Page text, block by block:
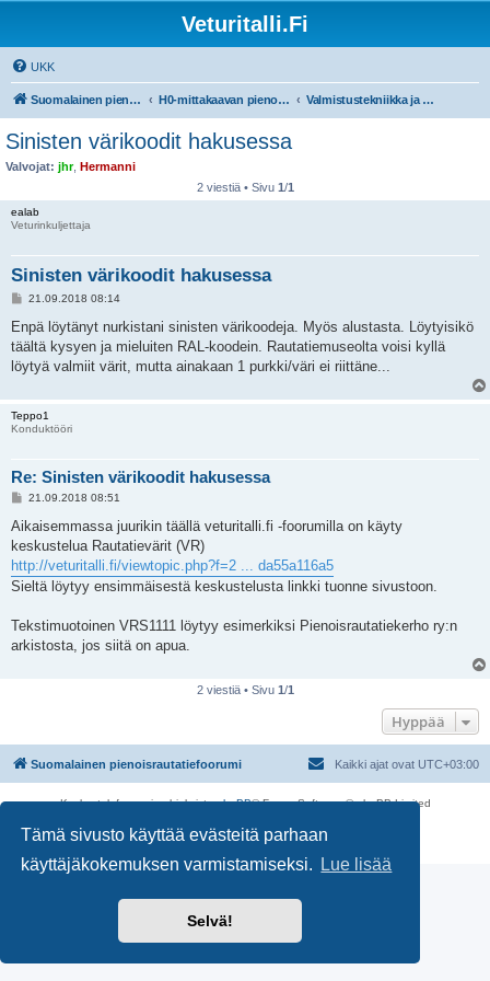
Tämä sivusto käyttää evästeitä parhaan
käyttäjäkokemuksen varmistamiseksi.
Lue lisää
Selvä!
Veturitalli.Fi
UKK
Suomalainen pienoisrautatiefoorumi H0-mittakaavan pienoisrautatiet Valmistustekniikka ja työvälineet
Sinisten värikoodit hakusessa
Valvojat: jhr, Hermanni
2 viestiä • Sivu 1/1
ealab
Veturinkuljettaja
Sinisten värikoodit hakusessa
V
e
s
t
i
21.09.2018 08:14
Enpä löytänyt nurkistani sinisten värikoodeja. Myös alustasta. Löytyisikö
täältä kysyen ja mieluiten RAL-koodein. Rautatiemuseolta voisi kyllä
löytyä valmiit värit, mutta ainakaan 1 purkki/väri ei riittäne...
Teppo1
Konduktööri
Re: Sinisten värikoodit hakusessa
V
e
t
i
21.09.2018 08:51
Aikaisemmassa juurikin täällä veturitalli.fi -foorumilla on käyty
keskustelua Rautatievärit (VR)
http://veturitalli.fi/viewtopic.php?f=2 ... da55a116a5
Sieltä löytyy ensimmäisestä keskustelusta linkki tuonne sivustoon.
Tekstimuotoinen VRS1111 löytyy esimerkiksi Pienoisrautatiekerho ry:n
arkistosta, jos siitä on apua.
2 viestiä • Sivu 1/1
Hyppää
Suomalainen pienoisrautatiefoorumi Kaikki ajat ovat UTC+03:00
Keskustelufoorumin ohjelmistophpBB® Forum Software © phpBB Limited
Yksityisyys| Ehdot